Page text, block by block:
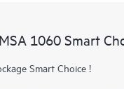
1060 Smart
Smart Choice !